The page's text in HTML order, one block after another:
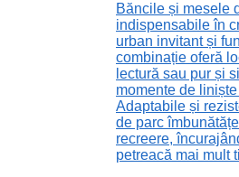
Băncile și mesele
indispensabile în
urban invitant și
combinație oferă
lectură sau pur și
momente de
Adaptabile și
de parc
recreere,
petreacă mai mult